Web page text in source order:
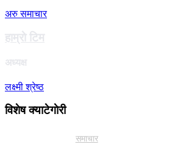
अरु समाचार
हाम्राे टिम
अध्यक्ष
लक्ष्मी श्रेष्ठ
विशेष क्याटेगाेरी
समाचार